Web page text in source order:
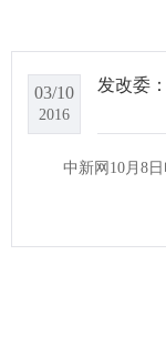
03/10
2016
发改委
中新网10月8日